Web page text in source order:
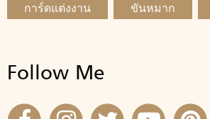
การ์ดแต่งงาน
ขันหมาก
Follow Me